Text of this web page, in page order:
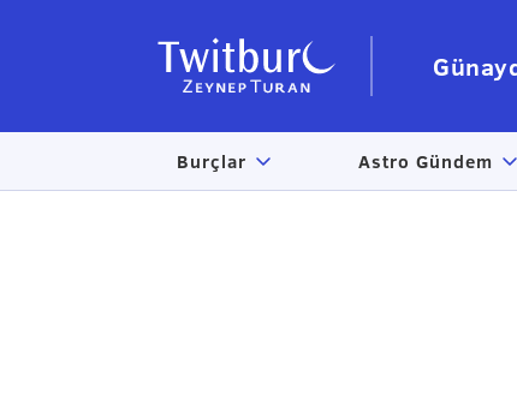
Burçlar Astro Gündem